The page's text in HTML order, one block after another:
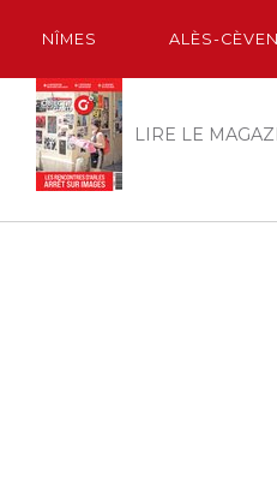
NÎMES ALÈS-
LIRE LE